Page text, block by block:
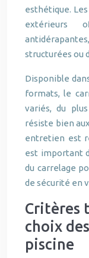
esthétique.
extérieurs
structurées ou
Disponible
formats, le
variés, du
résiste bien
entretien est
est important
du carrelage
de sécurité en
Critères
choix
piscine